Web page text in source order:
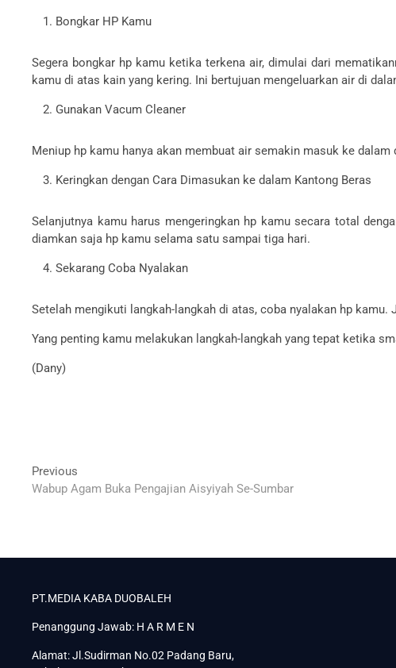
Bongkar HP Kamu
Segera bongkar hp kamu ketika terkena air, dimulai dari
kamu di atas kain yang kering. Ini bertujuan mengeluarkan air di
Gunakan Vacum Cleaner
Meniup hp kamu hanya akan membuat air semakin masuk ke
Keringkan dengan Cara Dimasukan ke dalam Kantong Beras
Selanjutnya kamu harus mengeringkan hp kamu secara total
diamkan saja hp kamu selama satu sampai tiga hari.
Sekarang Coba Nyalakan
Setelah mengikuti langkah-langkah di atas, coba nyalakan hp
Yang penting kamu melakukan langkah-langkah yang tepat ketika
(Dany)
Navigasi
pos
Previous
post:
Wabup Agam Buka Pengajian Aisyiyah Se-Sumbar
PT.MEDIA KABA DUOBALEH
Penanggung Jawab: H A R M E N
Alamat: Jl.Sudirman No.02 Padang Baru,